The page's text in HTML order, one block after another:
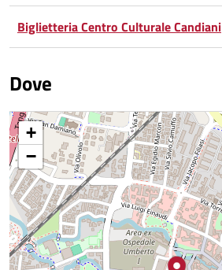
Biglietteria Centro Culturale Candiani
Dove
+
−